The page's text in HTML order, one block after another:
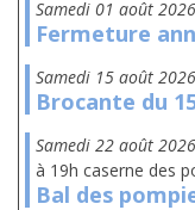
samedi 01 août 2026
Fermeture
samedi 15 août 2026
Brocante du
samedi 22 août 2026
à 19h caserne des
Bal des